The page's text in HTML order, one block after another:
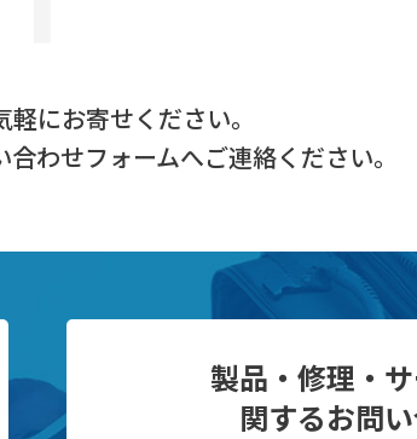
にお寄せください。
わせフォームへご連絡ください。
製品・修理・
関するお問